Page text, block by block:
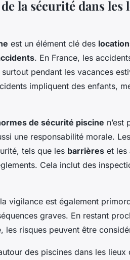
la sécurité dans les
est un élément clé des
. En France, les
pendant les vacances
impliquent des enfants,
de sécurité piscine n’est
une responsabilité morale.
tels que les barrières et les
Cela inclut des
vigilance est également
graves. En restant
les risques peuvent être
des piscines dans les lieux